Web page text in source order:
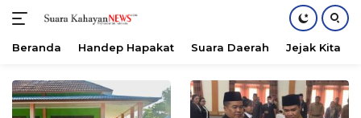
konten
Beranda Handep Hapakat Suara Daerah Jejak Kita